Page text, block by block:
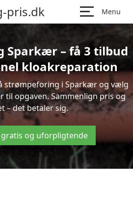
pris.dk Menu
Sparkær – få 3 tilbud
kloakreparation
strømpeforing i Sparkær og vælg
til opgaven. Sammenlign pris og
– det betaler sig.
gratis og uforpligtende